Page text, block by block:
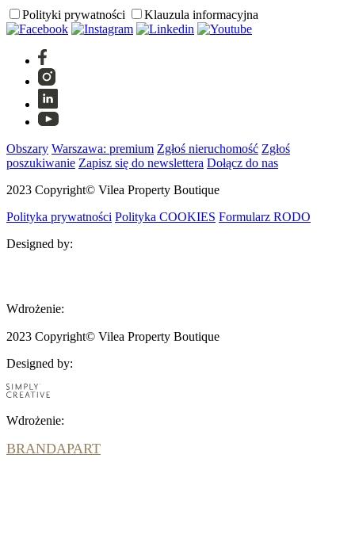
Polityki prywatności Klauzula informacyjna
Obszary Warszawa: premium Zgłoś nieruchomość Zgłoś
poszukiwanie Zapisz się do newslettera Dołącz do nas
2023 Copyright© Vilea Property Boutique
Polityka prywatności Polityka COOKIES Formularz RODO
Designed by:
Wdrożenie:
2023 Copyright© Vilea Property Boutique
Designed by:
Wdrożenie:
BRANDAPART